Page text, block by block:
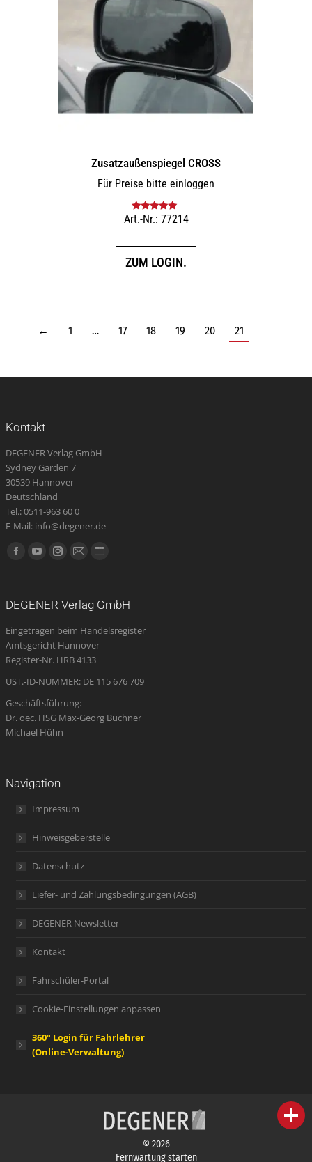
Zusatz­außenspiegel CROSS
Für Preise bitte einloggen
Bewertet mit
Art.-Nr.: 77214
ZUM LOGIN.
← 1 … 17 18 19 20 21
Kontakt
DEGENER Verlag GmbH
Sydney Garden 7
30539 Hannover
Deutschland
Tel.: 0511-963 60 0
E-Mail: info@degener.de
Finden Sie uns auf:
Facebook
new
window
YouTube
new
window
Instagram
new
window
E-
opens
in
new
Website
new
DEGENER Verlag GmbH
Eingetragen beim Handelsregister
Amtsgericht Hannover
Register-Nr. HRB 4133
UST.-ID-NUMMER: DE 115 676 709
Geschäftsführung:
Dr. oec. HSG Max-Georg Büchner
Michael Hühn
Navigation
Impressum
Hinweisgeberstelle
Datenschutz
Liefer- und Zahlungsbedingungen (AGB)
DEGENER Newsletter
Kontakt
Fahrschüler-Portal
Cookie-Einstellungen anpassen
360° Login für Fahrlehrer
(Online-Verwaltung)
© 2026
Fernwartung starten
person IHR FACHBERATER
campaign